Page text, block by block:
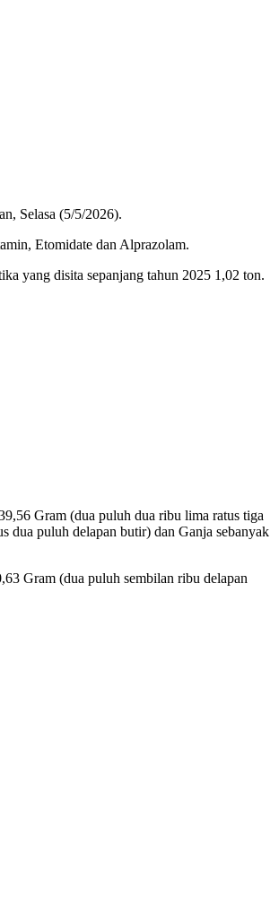
Selasa (5/5/2026).
Etomidate dan Alprazolam.
yang disita sepanjang tahun 2025 1,02 ton.
Gram (dua puluh dua ribu lima ratus tiga
dua puluh delapan butir) dan Ganja sebanyak
Gram (dua puluh sembilan ribu delapan